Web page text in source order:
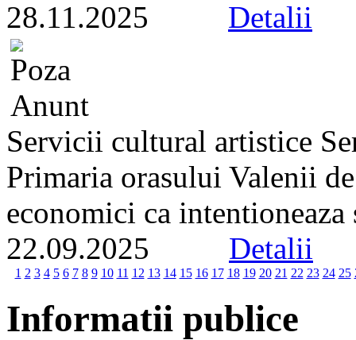
28.11.2025 Detalii
Servicii cultural artistice
Primaria orasului Valenii
economici ca
22.09.2025 Detalii
1 2 3 4 5 6 7 8 9 10 11 12 13 14 15 16 17 18 19 20 21 22 23 24 25
Informatii publice